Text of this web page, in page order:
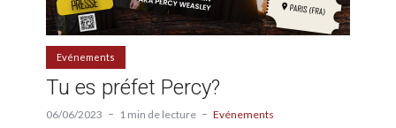
Evénements
Tu es préfet Percy?
06/06/2023 1 min de lecture Evénements